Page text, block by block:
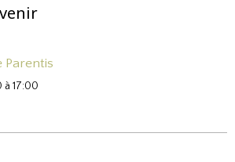
Parentis
à 17:00